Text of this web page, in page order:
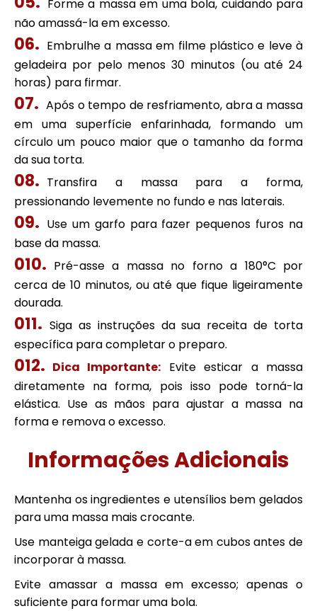
Forme a massa em uma bola, cuidando para
não amassá-la em excesso.
Embrulhe a massa em filme plástico e leve à
geladeira por pelo menos 30 minutos (ou até 24
horas) para firmar.
Após o tempo de resfriamento, abra a massa
em uma superfície enfarinhada, formando um
círculo um pouco maior que o tamanho da forma
da sua torta.
Transfira a massa para a forma,
pressionando levemente no fundo e nas laterais.
Use um garfo para fazer pequenos furos na
base da massa.
Pré-asse a massa no forno a 180°C por
cerca de 10 minutos, ou até que fique ligeiramente
dourada.
Siga as instruções da sua receita de torta
específica para completar o preparo.
Dica Importante: Evite esticar a massa
diretamente na forma, pois isso pode torná-la
elástica. Use as mãos para ajustar a massa na
forma e remova o excesso.
Informações Adicionais
Mantenha os ingredientes e utensílios bem gelados
para uma massa mais crocante.
Use manteiga gelada e corte-a em cubos antes de
incorporar à massa.
Evite amassar a massa em excesso; apenas o
suficiente para formar uma bola.